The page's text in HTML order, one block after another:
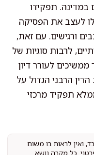
במדינה. תפקידו
לעצב את הפסיקה
ורגישים. עם זאת,
לרבות סוגיות של
לעורר דיון
הרבני הגדול על
תפקיד מרכזי
ואין לראות בו משום
כל מקרה נושא